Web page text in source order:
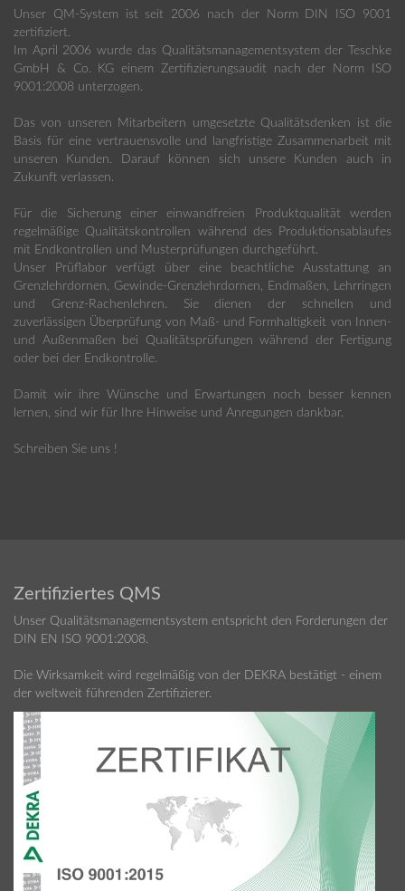
Unser QM-System ist seit 2006 nach der Norm DIN ISO 9001
zertifiziert.
Im April 2006 wurde das Qualitätsmanagementsystem der Teschke
GmbH & Co. KG einem Zertifizierungsaudit nach der Norm ISO
9001:2008 unterzogen.
Das von unseren Mitarbeitern umgesetzte Qualitätsdenken ist die
Basis für eine vertrauensvolle und langfristige Zusammenarbeit mit
unseren Kunden. Darauf können sich unsere Kunden auch in
Zukunft verlassen.
Für die Sicherung einer einwandfreien Produktqualität werden
regelmäßige Qualitätskontrollen während des Produktionsablaufes
mit Endkontrollen und Musterprüfungen durchgeführt.
Unser Prüflabor verfügt über eine beachtliche Ausstattung an
Grenzlehrdornen, Gewinde-Grenzlehrdornen, Endmaßen, Lehrringen
und Grenz-Rachenlehren. Sie dienen der schnellen und
zuverlässigen Überprüfung von Maß- und Formhaltigkeit von Innen-
und Außenmaßen bei Qualitätsprüfungen während der Fertigung
oder bei der Endkontrolle.
Damit wir ihre Wünsche und Erwartungen noch besser kennen
lernen, sind wir für Ihre Hinweise und Anregungen dankbar.
Schreiben Sie uns !
Zertifiziertes QMS
Unser Qualitätsmanagementsystem entspricht den Forderungen der
DIN EN ISO 9001:2008.
Die Wirksamkeit wird regelmäßig von der DEKRA bestätigt - einem
der weltweit führenden Zertifizierer.